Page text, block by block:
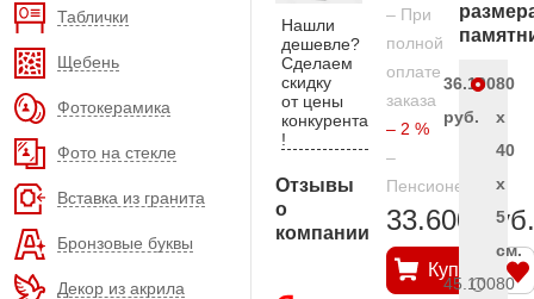
Таблички
Щебень
Фотокерамика
Фото на стекле
Вставка из гранита
Бронзовые буквы
Декор из акрила
Нашли
дешевле?
Сделаем
скидку
от цены
конкурента
!
Отзывы
о
компании
– При
полной
оплате
заказа
– 2 %
–
Пенсионерам
33.600 руб.
Купить
36.100
руб.
80
x
40
x
5
см.
45.10080